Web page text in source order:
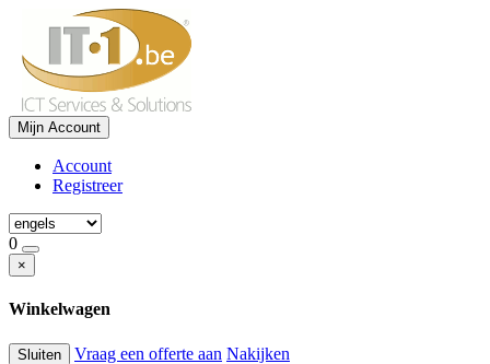
Mijn Account
Account
Registreer
0
×
Winkelwagen
Sluiten Vraag een offerte aan Nakijken